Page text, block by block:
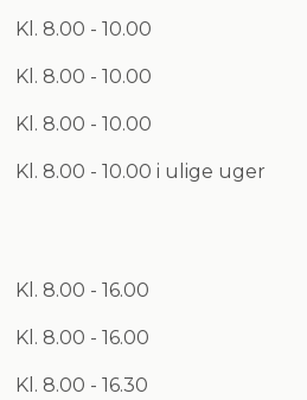
Kl. 8.00 - 10.00
Kl. 8.00 - 10.00
Kl. 8.00 - 10.00
Kl. 8.00 - 10.00 i ulige uger
Kl. 8.00 - 16.00
Kl. 8.00 - 16.00
Kl. 8.00 - 16.30